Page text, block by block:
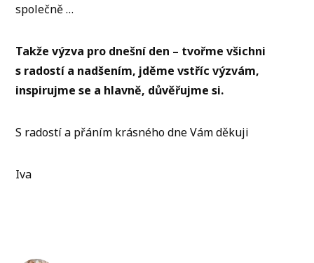
společně …
Takže výzva pro dnešní den – tvořme všichni
s radostí a nadšením, jděme vstříc výzvám,
inspirujme se a hlavně, důvěřujme si.
S radostí a přáním krásného dne Vám děkuji
Iva